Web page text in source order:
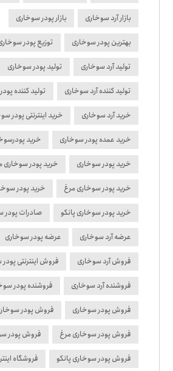
بازار آرد سوخاری بازار پودر سوخاری
بهترین پودر سوخاری توزیع پودر
تولید آرد سوخاری تولید پودر سوخاری
تولید کننده آرد سوخاری تولید کننده
خرید آرد سوخاری خرید اینترنتی پودر
خرید عمده پودر سوخاری خرید
خرید پودر سوخاری خرید پودر سوخاری
خرید پودر سوخاری مرغ خرید پودر
خرید پودر سوخاری پانکو صادرات پودر
عرضه آرد سوخاری عرضه پودر سوخاری
فروش آرد سوخاری فروش اینترنتی
فروشنده آرد سوخاری فروشنده پودر
فروش پودر سوخاری فروش پودر
فروش پودر سوخاری مرغ فروش پودر
فروش پودر سوخاری پانکو فروشگاه